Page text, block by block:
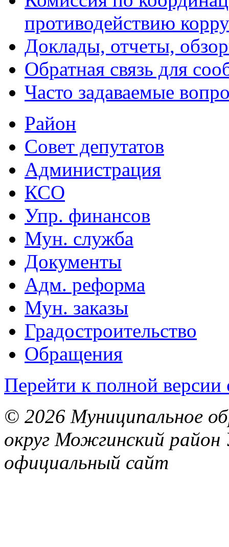
противодействию
Доклады, отчеты,
Обратная связь для
Часто задаваемые
Район
Совет депутатов
Администрация
КСО
Упр. финансов
Мун. служба
Документы
Адм. реформа
Мун. заказы
Градостроительство
Обращения
Перейти к полной версии
© 2026 Муниципальное
округ Можгинский район
официальный сайт